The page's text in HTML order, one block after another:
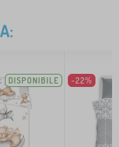
DISPONIBILE -22%